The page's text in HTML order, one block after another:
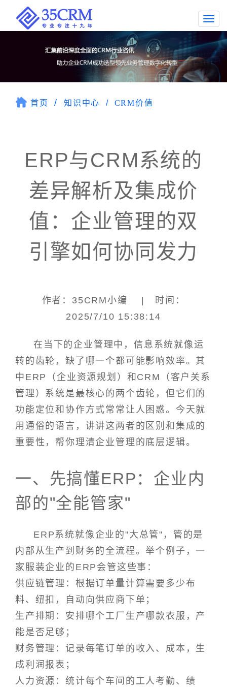
首页 知识中心 CRM价值
ERP与CRM系统的
差异解析及集成价
值：企业管理的双
引擎如何协同发力
作者：35CRM小编 | 时间：
2025/7/10 15:38:14
在当下的企业管理中，信息系统就像运
转的齿轮，缺了哪一个都可能影响效率。其
中ERP（企业资源规划）和CRM（客户关系
管理）系统是最核心的两个齿轮，但它们的
功能定位和协作方式常常让人困惑。今天就
用通俗的语言，讲讲这两者的区别和集成的
重要性，帮你理清企业管理的底层逻辑。
一、先搞懂ERP：企业内
部的"全能管家"
ERP系统就像企业的"大总管"，管的是
内部从生产到财务的全流程。举个例子，一
家服装企业的ERP会管这些事：
供应链管理：根据订单量计算需要多少布
料、纽扣，自动向供应商下单；
生产排期：安排哪个工厂生产哪款衣服，产
能是否足够；
财务管理：记录每笔订单的收入、成本，生
成利润报表；
人力资源：统计每个车间的工人考勤、绩